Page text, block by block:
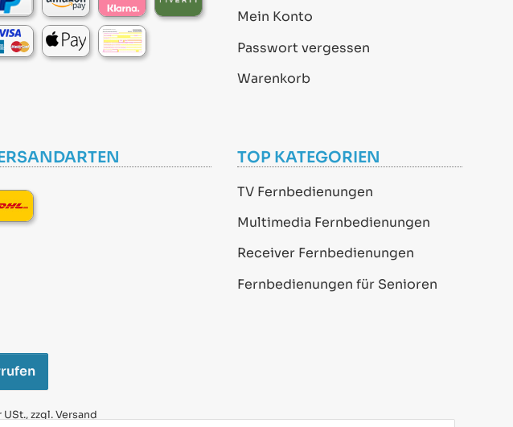
Mein Konto
Passwort vergessen
Warenkorb
TOP KATEGORIEN
TV Fernbedienungen
Multimedia Fernbedienungen
Receiver Fernbedienungen
Fernbedienungen für Senioren
zzgl.Versand